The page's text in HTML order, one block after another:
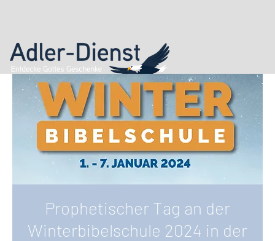
Prophetischer Tag an der
Winterbibelschule 2024 in der